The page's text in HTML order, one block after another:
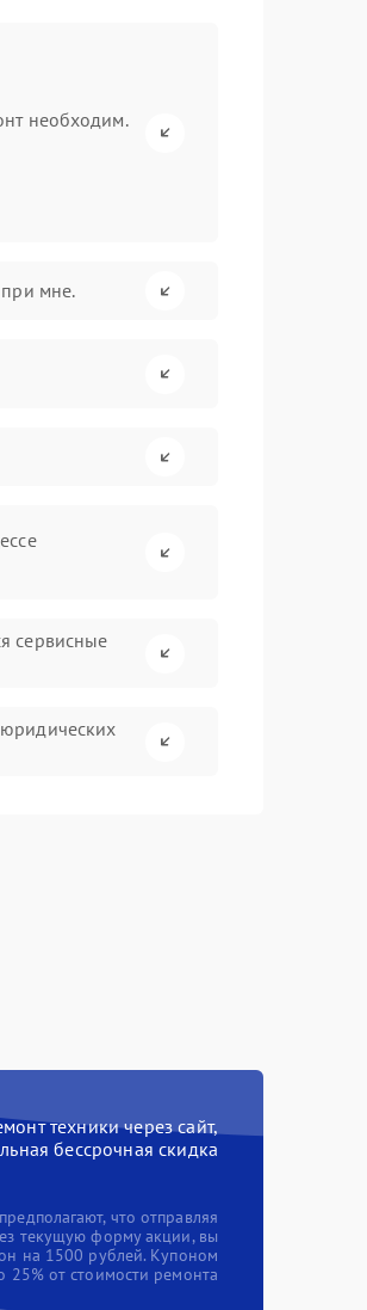
необходим.
мне.
сервисные
техники через сайт,
бессрочная скидка
что отправляя
текущую форму акции, вы
на 1500 рублей. Купоном
25% от стоимости ремонта